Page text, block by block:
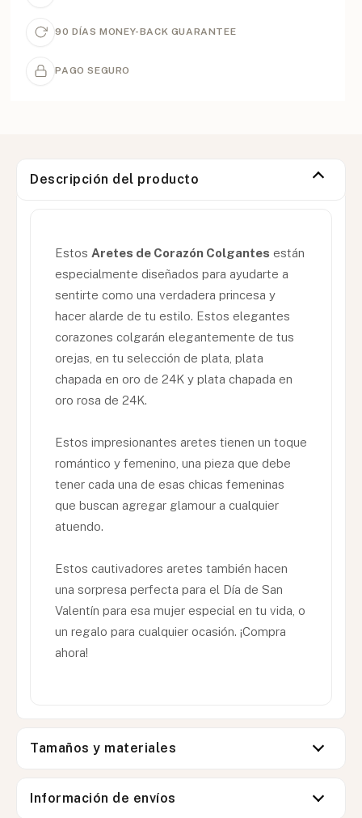
90 DÍAS MONEY-BACK GUARANTEE
PAGO SEGURO
Descripción del producto
Estos Aretes de Corazón Colgantes están
especialmente diseñados para ayudarte a
sentirte como una verdadera princesa y
hacer alarde de tu estilo. Estos elegantes
corazones colgarán elegantemente de tus
orejas, en tu selección de plata, plata
chapada en oro de 24K y plata chapada en
oro rosa de 24K.
Estos impresionantes aretes tienen un toque
romántico y femenino, una pieza que debe
tener cada una de esas chicas femeninas
que buscan agregar glamour a cualquier
atuendo.
Estos cautivadores aretes también hacen
una sorpresa perfecta para el Día de San
Valentín para esa mujer especial en tu vida, o
un regalo para cualquier ocasión. ¡Compra
ahora!
Tamaños y materiales
Información de envíos